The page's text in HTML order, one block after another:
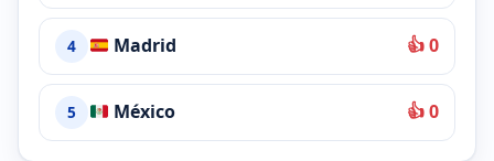
4 Madrid 👍 0
5 México 👍 0